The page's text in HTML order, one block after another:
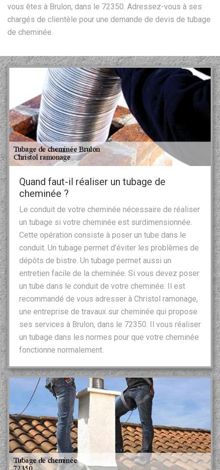
vous êtes à Brulon, dans le 72350. Adressez-vous à ses
chargés de clientèle pour une demande de devis de tubage
de cheminée.
Quand faut-il réaliser un tubage de
cheminée ?
Le conduit de votre cheminée nécessaire de réaliser
un tubage si votre cheminée est surdimensionnée.
Cette opération consiste à poser un tube dans le
conduit. Un tubage permet d’éviter les problèmes de
dépôts de bistre. Un tubage permet aussi un
entretien facile de la cheminée. Si vous devez poser
un tube dans le conduit de votre cheminée. Il est
recommandé de vous adresser à Christol ramonage,
une entreprise de travaux sur cheminée qui propose
ses services à Brulon, dans le 72350. Il vous réaliser
un tubage dans les normes pour que votre cheminée
fonctionne normalement.